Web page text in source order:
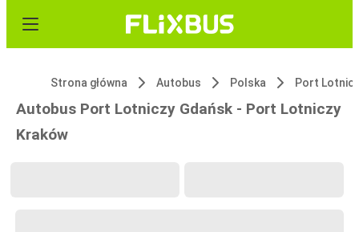
Strona główna Autobus Polska Port
Autobus Port Lotniczy Gdańsk - Port Lotniczy
Kraków